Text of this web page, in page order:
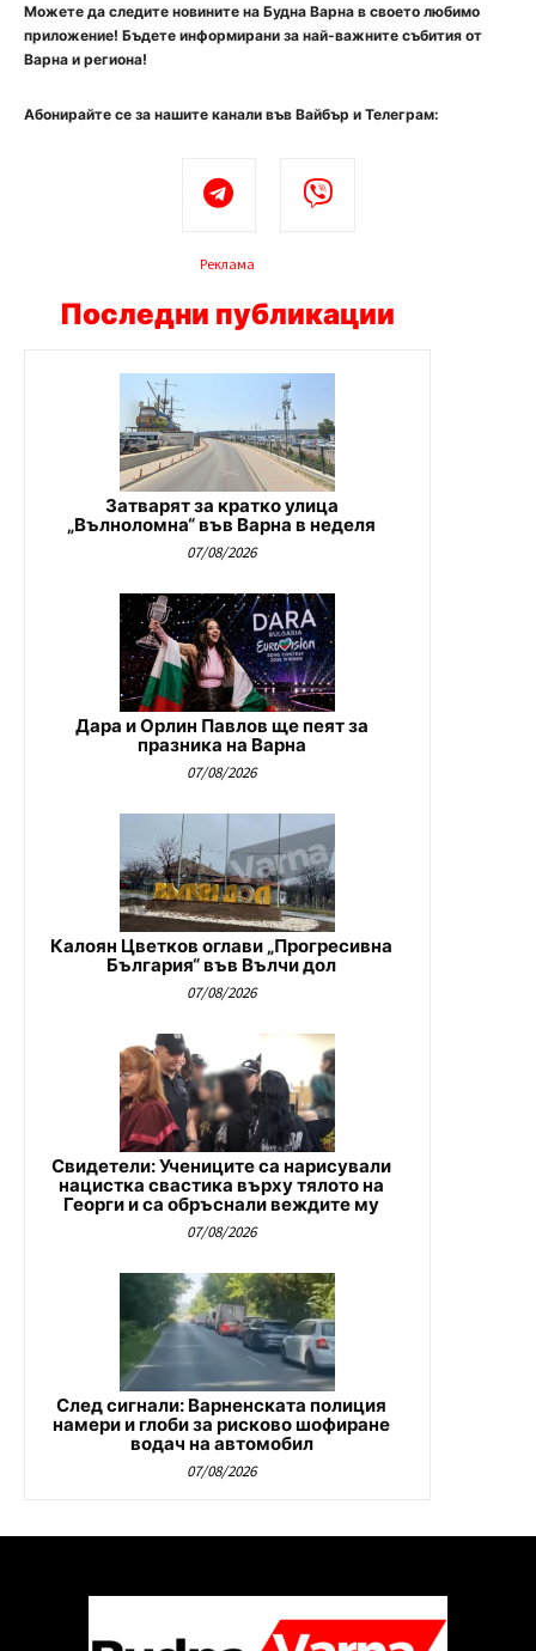
Можете да следите новините на Будна Варна в своето любимо
приложение! Бъдете информирани за най-важните събития от
Варна и региона!
Абонирайте се за нашите канали във Вайбър и Телеграм:
Реклама
Последни публикации
Затварят за кратко улица
„Вълноломна“ във Варна в неделя
07/08/2026
Дара и Орлин Павлов ще пеят за
празника на Варна
07/08/2026
Калоян Цветков оглави „Прогресивна
България“ във Вълчи дол
07/08/2026
Свидетели: Учениците са нарисували
нацистка свастика върху тялото на
Георги и са обръснали веждите му
07/08/2026
След сигнали: Варненската полиция
намери и глоби за рисково шофиране
водач на автомобил
07/08/2026